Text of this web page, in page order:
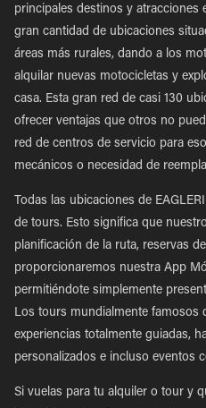
principales destinos y atracciones
gran cantidad de ubicaciones
áreas más rurales, dando a los
alquilar nuevas motocicletas y
casa. Esta gran red de casi 130
ofrecer ventajas que otros no
red de centros de servicio para
mecánicos o necesidad de
Todas las ubicaciones de
de tours. Esto significa que
planificación de la ruta, reservas
proporcionaremos nuestra App
permitiéndote simplemente
Los tours mundialmente famosos
experiencias totalmente guiadas,
personalizados e incluso eventos
Si vuelas para tu alquiler o tour y